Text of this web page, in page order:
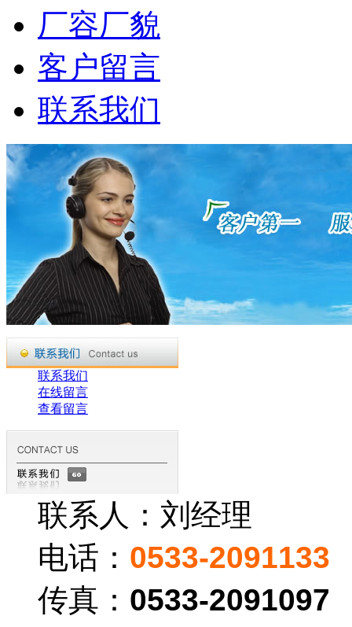
厂容厂貌
客户留言
联系我们
联系我们
在线留言
查看留言
联系人：刘经理
电话： 0533-2091133
传真： 0533-2091097